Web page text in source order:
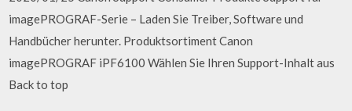
imagePROGRAF-Serie – Laden Sie Treiber, Software und
Handbücher herunter. Produktsortiment Canon
imagePROGRAF iPF6100 Wählen Sie Ihren Support-Inhalt aus
Back to top